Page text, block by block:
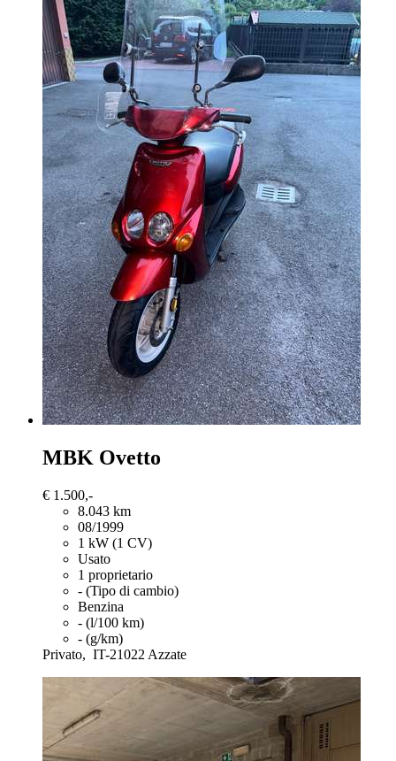
MBK Ovetto
€ 1.500,-
8.043 km
08/1999
1 kW (1 CV)
Usato
1 proprietario
- (Tipo di cambio)
Benzina
- (l/100 km)
- (g/km)
Privato, IT-21022 Azzate